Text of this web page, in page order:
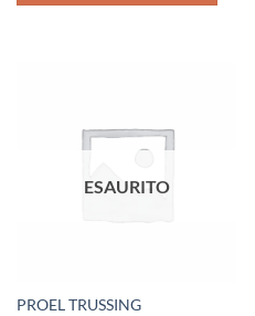
ESAURITO
PROEL TRUSSING